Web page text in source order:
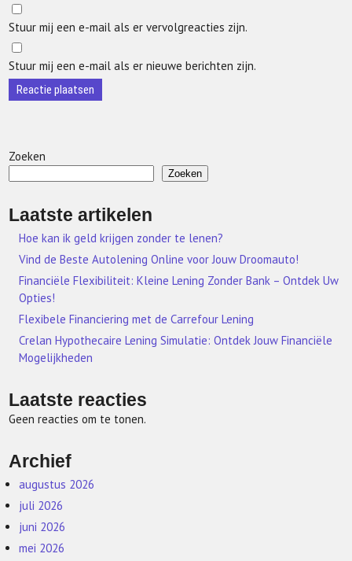
Stuur mij een e-mail als er vervolgreacties zijn.
Stuur mij een e-mail als er nieuwe berichten zijn.
Zoeken
Zoeken
Laatste artikelen
Hoe kan ik geld krijgen zonder te lenen?
Vind de Beste Autolening Online voor Jouw Droomauto!
Financiële Flexibiliteit: Kleine Lening Zonder Bank – Ontdek Uw
Opties!
Flexibele Financiering met de Carrefour Lening
Crelan Hypothecaire Lening Simulatie: Ontdek Jouw Financiële
Mogelijkheden
Laatste reacties
Geen reacties om te tonen.
Archief
augustus 2026
juli 2026
juni 2026
mei 2026